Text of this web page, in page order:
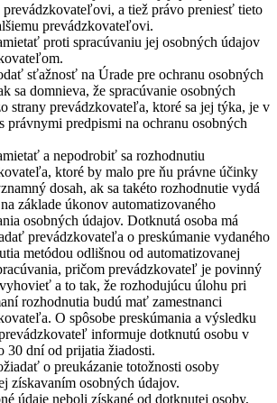
prevádzkovateľovi, a tiež právo preniesť tieto
prevádzkovateľovi.
proti spracúvaniu jej osobných údajov
sťažnosť na Úrade pre ochranu osobných
sa domnieva, že spracúvanie osobných
strany prevádzkovateľa, ktoré sa jej týka, je v
právnymi predpismi na ochranu osobných
a nepodrobiť sa rozhodnutiu
ktoré by malo pre ňu právne účinky
dosah, ak sa takéto rozhodnutie vydá
základe úkonov automatizovaného
osobných údajov. Dotknutá osoba má
prevádzkovateľa o preskúmanie vydaného
metódou odlišnou od automatizovanej
pričom prevádzkovateľ je povinný
a to tak, že rozhodujúcu úlohu pri
rozhodnutia budú mať zamestnanci
O spôsobe preskúmania a výsledku
informuje dotknutú osobu v
30 dní od prijatia žiadosti.
o preukázanie totožnosti osoby
získavaním osobných údajov.
údaje neboli získané od dotknutej osoby,